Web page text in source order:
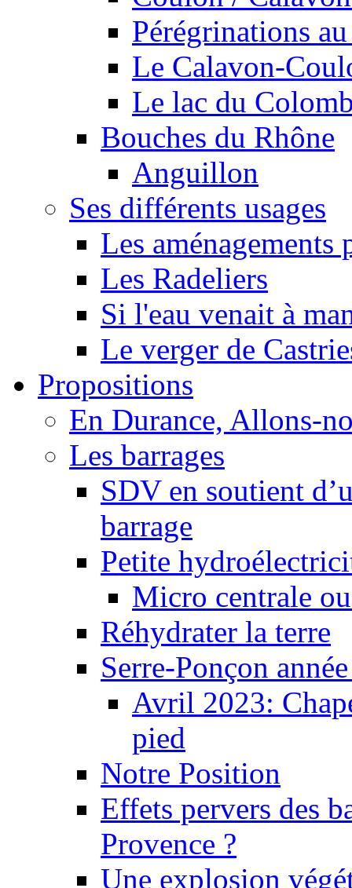
Pérégrinations
Le Calavon-
Le lac du
Bouches du Rhône
Anguillon
Ses différents usages
Les
Les Radeliers
Si l'eau venait à
Le verger de
Propositions
En Durance, Allons-
Les barrages
SDV en soutient
barrage
Petite
Micro centrale
Réhydrater la terre
Serre-Ponçon
Avril 2023:
pied
Notre Position
Effets pervers des
Provence ?
Une explosion